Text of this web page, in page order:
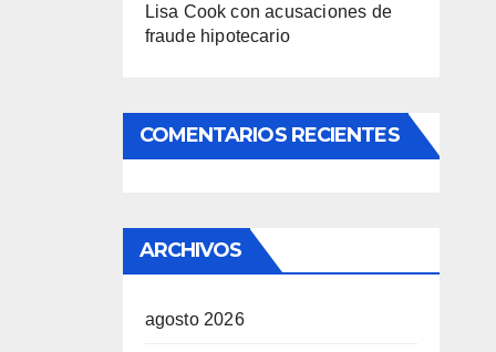
Lisa Cook con acusaciones de
fraude hipotecario
COMENTARIOS RECIENTES
ARCHIVOS
agosto 2026